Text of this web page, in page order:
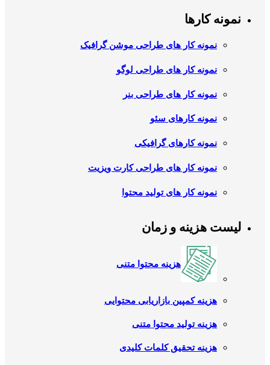
نمونه کارها
نمونه کار های طراحی موشن گرافیک
نمونه کار های طراحی لوگو
نمونه کار های طراحی بنر
نمونه کارهای سئو
نمونه کارهای گرافیکی
نمونه کار های طراحی کارت ویزیت
نمونه کار های تولید محتوا
لیست هزینه و زمان
هزینه محتوا متنی
هزینه کمپین بازاریابی محتوایی
هزینه تولید محتوا متنی
هزینه تحقیق کلمات کلیدی